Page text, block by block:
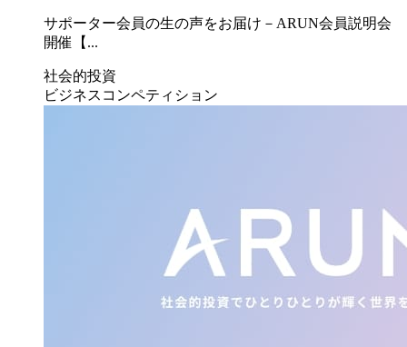
サポーター会員の生の声をお届け－ARUN会員説明会
開催【...
社会的投資
ビジネスコンペティション